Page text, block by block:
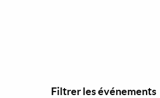
Filtrer les événements